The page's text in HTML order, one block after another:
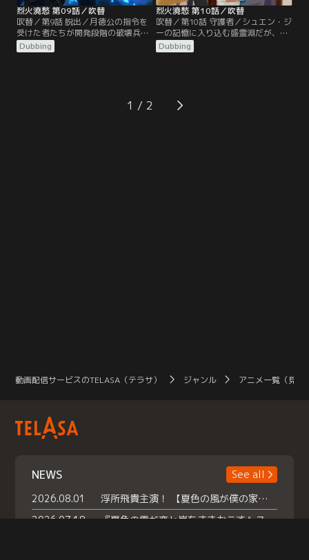
烈火澆愁 第09話／吹替
吹替／第9話 脱出／月徳公の指令を
受けた者たちが開発段階の破壊兵器
で証拠隠滅を図った砲撃の反動で、
井戸に落ちてしまった楊潮。落ちた
Dubbing
烈火澆愁 第10話／吹替
吹替／第10話 守護者／シュエン・ジ
ーの記憶に入り込む盛霊淵だが、会
話は不愉快に終始する。一方、兀人
宗の跡地では阿洛津の眠る棺が跡形
Dubbing
1
動画配信サービスのTELASA（テラサ） ジャンル アニメ一覧（見放
NEWS
See all
2026.08.01
浮所飛貴主演！ 【夏色の風が僕の家にやってきた】 本日よりテラサで独占配信スタート！
2026.07.18
『夏色の雲が恋と嵐をまきおこす』スペシャルメイキング 【Part1】2026年７月18日（土）23時30分～配信スタート！話題のシーンの裏側を大公開！豪華キャスト大集合！ 『武宮家 真夏の家族会議』開催！